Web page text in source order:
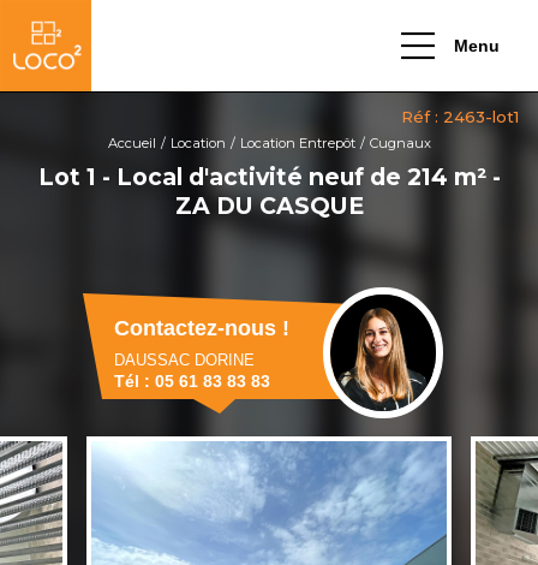
Menu
Lot 1 - Local d'activité neuf de 214 m² -
ZA DU CASQUE
Accueil Location Location Entrepôt Cugnaux
Contactez-nous !
DAUSSAC DORINE
Tél : 05 61 83 83 83